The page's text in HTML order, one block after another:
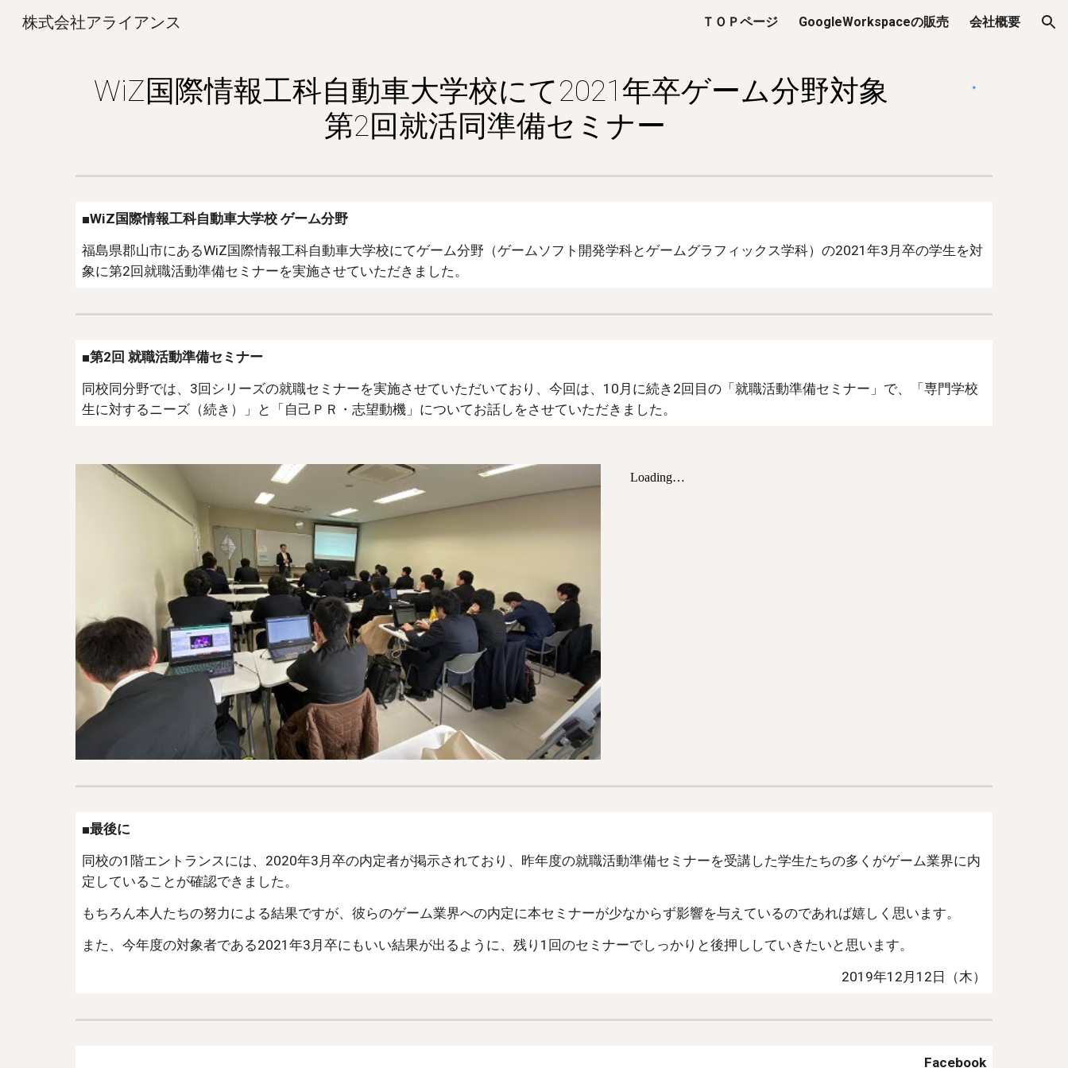
Skip to navigation
株式会社アライアンス ＴＯＰページ GoogleWorkspaceの販売 会社概要
WiZ国際情報工科自動車大学校にて2021年卒ゲーム分野対象
第2回就活同準備セミナー
■WiZ国際情報工科自動車大学校 ゲーム分野
福島県郡山市にあるWiZ国際情報工科自動車大学校にてゲーム分野（ゲームソフト開発学科とゲームグラフィックス学科）の2021年3月卒の学生を対
象に第2回就職活動準備セミナーを実施させていただきました。
■第2回 就職活動準備セミナー
同校同分野では、3回シリーズの就職セミナーを実施させていただいており、今回は、10月に続き2回目の「就職活動準備セミナー」で、「専門学校
生に対するニーズ（続き）」と「自己ＰＲ・志望動機」についてお話しをさせていただきました。
■最後に
同校の1階エントランスには、2020年3月卒の内定者が掲示されており、昨年度の就職活動準備セミナーを受講した学生たちの多くがゲーム業界に内
定していることが確認できました。
もちろん本人たちの努力による結果ですが、彼らのゲーム業界への内定に本セミナーが少なからず影響を与えているのであれば嬉しく思います。
また、今年度の対象者である2021年3月卒にもいい結果が出るように、残り1回のセミナーでしっかりと後押ししていきたいと思います。
2019年12月12日（木）
Facebook